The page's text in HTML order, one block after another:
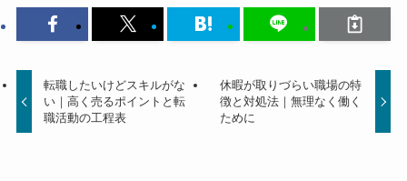
転職したいけどスキルがな
い｜高く売るポイントと転
職活動の工程表
休暇が取りづらい職場の特
徴と対処法｜無理なく働く
ために